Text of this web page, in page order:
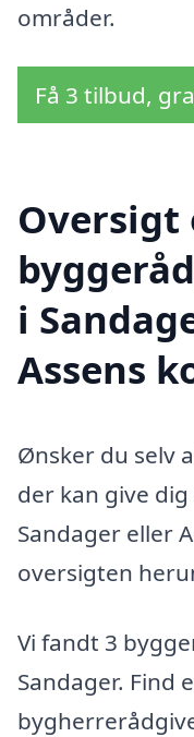
områder.
Få 3 tilbud,
Oversigt
i
Assens
Ønsker du selv
der kan give
Sandager eller
oversigten
Vi fandt 3
Sandager. Find